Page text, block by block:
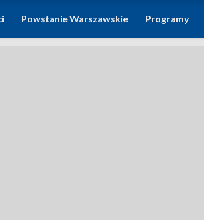
Powstanie Warszawskie Programy